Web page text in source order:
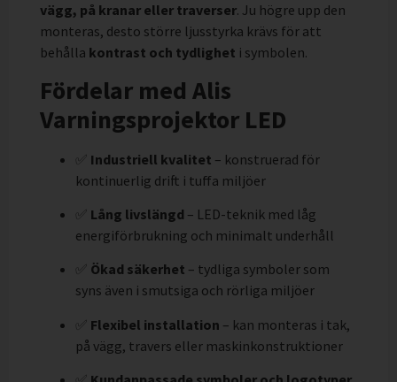
vägg, på kranar eller traverser. Ju högre upp den
monteras, desto större ljusstyrka krävs för att
behålla kontrast och tydlighet i symbolen.
Fördelar med Alis
Varningsprojektor LED
Industriell kvalitet – konstruerad för
kontinuerlig drift i tuffa miljöer
Lång livslängd – LED-teknik med låg
energiförbrukning och minimalt underhåll
Ökad säkerhet – tydliga symboler som
syns även i smutsiga och rörliga miljöer
Flexibel installation – kan monteras i tak,
på vägg, travers eller maskinkonstruktioner